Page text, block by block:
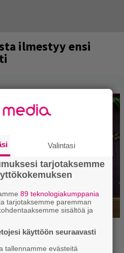
ilmestyy ensi
Valintasi
tarjotaksemme
89 teknologiakumppania
tarjotaksemme paremman
sisältöä ja
käyttöön seuraavasti
tallennamme evästeitä